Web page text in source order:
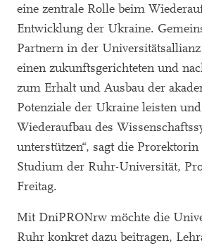
eine zentrale Rolle beim
Entwicklung der Ukraine.
Partnern in der
einen zukunftsgerichteten und
zum Erhalt und Ausbau der
Potenziale der Ukraine leisten
Wiederaufbau des
unterstützen“, sagt die
Studium der Ruhr-Universität,
Freitag.
Mit DniPRONrw möchte die
Ruhr konkret dazu beitragen,